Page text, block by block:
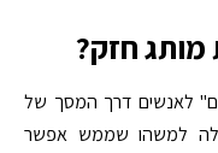
מותג חזק?
לאנשים דרך המסך של
למשהו שממש אפשר